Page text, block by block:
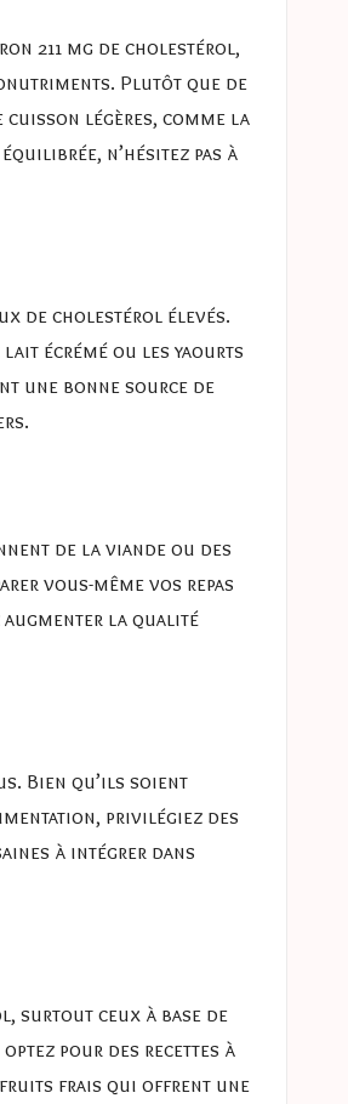
211 mg de cholestérol,
Plutôt que de
légères, comme la
n’hésitez pas à
de cholestérol élevés.
écrémé ou les yaourts
une bonne source de
.
de la viande ou des
vous-même vos repas
augmenter la qualité
Bien qu’ils soient
privilégiez des
à intégrer dans
surtout ceux à base de
pour des recettes à
fruits frais qui offrent une